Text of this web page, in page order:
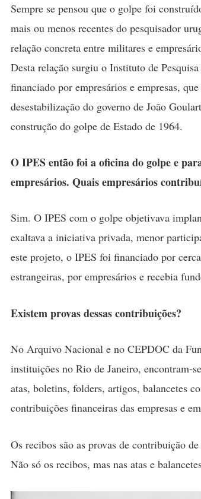
Sempre se pensou que o golpe foi
mais ou menos recentes do pesquisador
relação concreta entre militares e
Desta relação surgiu o Instituto de
financiado por empresários e empresas,
desestabilização do governo de João
construção do golpe de Estado de 1964.
O IPES então foi a oficina do golpe e
empresários. Quais empresários
Sim. O IPES com o golpe objetivava
exaltava a iniciativa privada, menor
este projeto, o IPES foi financiado por
estrangeiras, por empresários e recebia
Existem provas dessas contribuições?
No Arquivo Nacional e no CEPDOC da
instituições no Rio de Janeiro, encontram-
atas, boletins, folders, artigos, balancetes
contribuições financeiras das empresas e
Os recibos são as provas de contribuição
Não só os recibos, mas nas atas e